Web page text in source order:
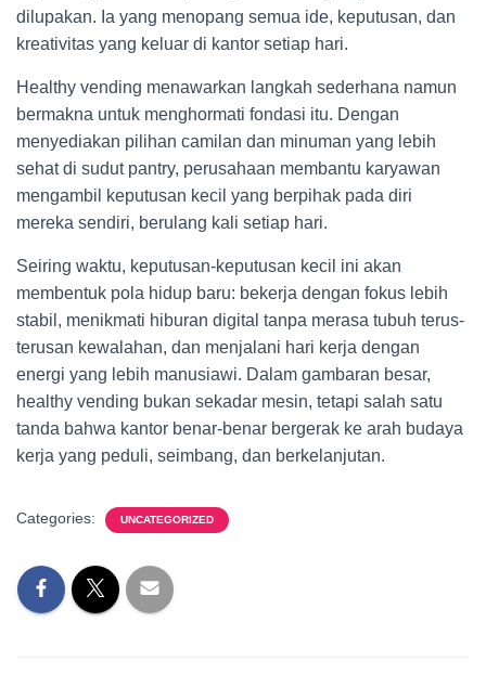
dilupakan. Ia yang menopang semua ide, keputusan, dan
kreativitas yang keluar di kantor setiap hari.
Healthy vending menawarkan langkah sederhana namun
bermakna untuk menghormati fondasi itu. Dengan
menyediakan pilihan camilan dan minuman yang lebih
sehat di sudut pantry, perusahaan membantu karyawan
mengambil keputusan kecil yang berpihak pada diri
mereka sendiri, berulang kali setiap hari.
Seiring waktu, keputusan-keputusan kecil ini akan
membentuk pola hidup baru: bekerja dengan fokus lebih
stabil, menikmati hiburan digital tanpa merasa tubuh terus-
terusan kewalahan, dan menjalani hari kerja dengan
energi yang lebih manusiawi. Dalam gambaran besar,
healthy vending bukan sekadar mesin, tetapi salah satu
tanda bahwa kantor benar-benar bergerak ke arah budaya
kerja yang peduli, seimbang, dan berkelanjutan.
Categories: UNCATEGORIZED